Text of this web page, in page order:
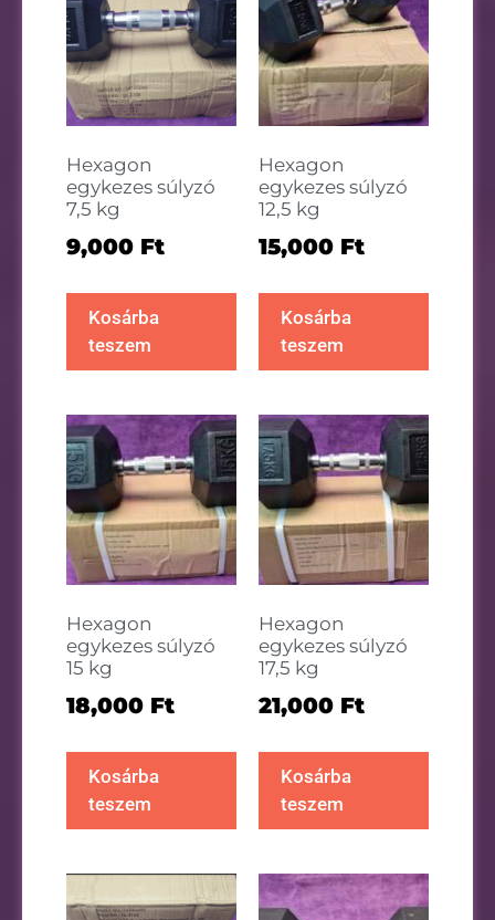
Hexagon
egykezes súlyzó
7,5 kg
9,000 Ft
Kosárba
teszem
Hexagon
egykezes súlyzó
12,5 kg
15,000 Ft
Kosárba
teszem
Hexagon
egykezes súlyzó
15 kg
18,000 Ft
Kosárba
teszem
Hexagon
egykezes súlyzó
17,5 kg
21,000 Ft
Kosárba
teszem